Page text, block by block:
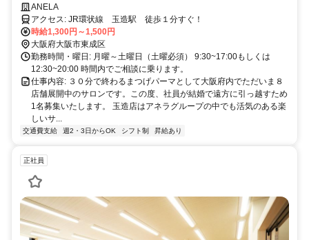
ANELA
アクセス: JR環状線 玉造駅 徒歩１分すぐ！
時給1,300円～1,500円
大阪府大阪市東成区
勤務時間・曜日: 月曜～土曜日（土曜必須） 9:30~17:00もしくは
12:30~20:00 時間内でご相談に乗ります。
仕事内容: ３０分で終わるまつげパーマとして大阪府内でただいま８
店舗展開中のサロンです。この度、社員が結婚で遠方に引っ越すため
1名募集いたします。 玉造店はアネラグループの中でも活気のある楽
しいサ...
交通費支給 週2・3日からOK シフト制 昇給あり
正社員